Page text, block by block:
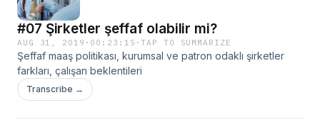
#07 Şirketler şeffaf olabilir mi?
AUG 31, 2019 · 00:23:15 ·TAP TO SUMMARIZE
Şeffaf maaş politikası, kurumsal ve patron odaklı şirketler
farkları, çalışan beklentileri
Transcribe →